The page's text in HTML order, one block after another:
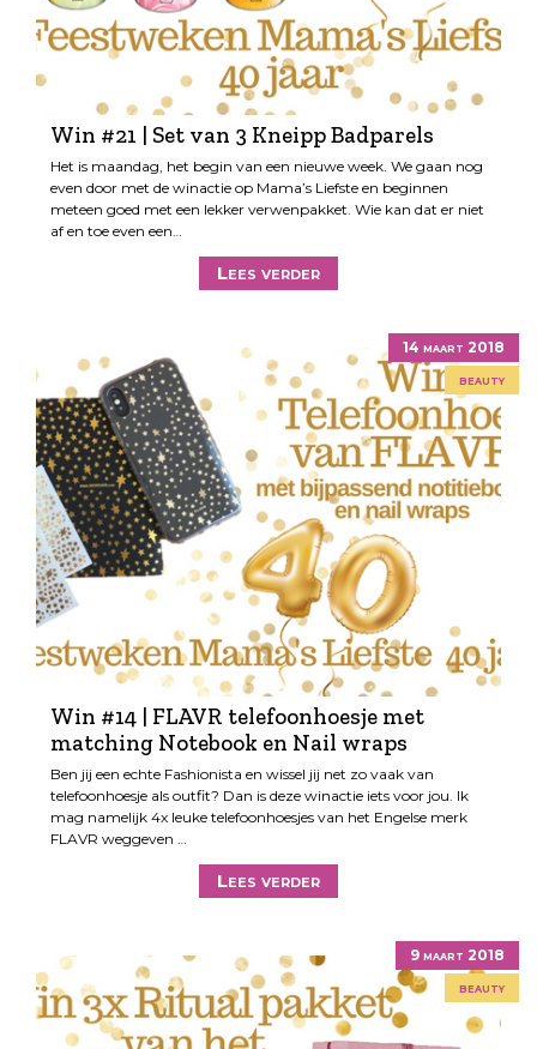
Win #21 | Set van 3 Kneipp Badparels
Het is maandag, het begin van een nieuwe week. We gaan nog
even door met de winactie op Mama’s Liefste en beginnen
meteen goed met een lekker verwenpakket. Wie kan dat er niet
af en toe even een…
Lees verder
14 maart 2018
beauty
Win #14 | FLAVR telefoonhoesje met
matching Notebook en Nail wraps
Ben jij een echte Fashionista en wissel jij net zo vaak van
telefoonhoesje als outfit? Dan is deze winactie iets voor jou. Ik
mag namelijk 4x leuke telefoonhoesjes van het Engelse merk
FLAVR weggeven …
Lees verder
9 maart 2018
beauty